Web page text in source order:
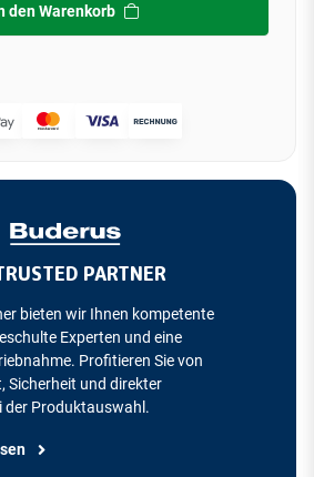
den Warenkorb
PARTNER
bieten wir Ihnen kompetente
Experten und eine
Profitieren Sie von
Sicherheit und direkter
der Produktauswahl.